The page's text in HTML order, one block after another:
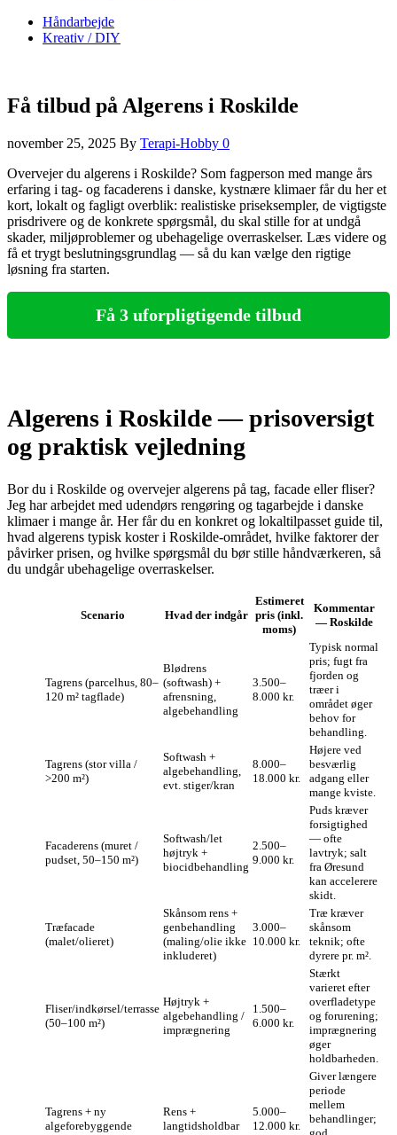
Håndarbejde
Kreativ / DIY
Få tilbud på Algerens i Roskilde
november 25, 2025 By Terapi-Hobby 0
Overvejer du algerens i Roskilde? Som fagperson med mange års
erfaring i tag‑ og facaderens i danske, kystnære klimaer får du her et
kort, lokalt og fagligt overblik: realistiske priseksempler, de vigtigste
prisdrivere og de konkrete spørgsmål, du skal stille for at undgå
skader, miljøproblemer og ubehagelige overraskelser. Læs videre og
få et trygt beslutningsgrundlag — så du kan vælge den rigtige
løsning fra starten.
Få 3 uforpligtigende tilbud
Algerens i Roskilde — prisoversigt
og praktisk vejledning
Bor du i Roskilde og overvejer algerens på tag, facade eller fliser?
Jeg har arbejdet med udendørs rengøring og tagarbejde i danske
klimaer i mange år. Her får du en konkret og lokaltilpasset guide til,
hvad algerens typisk koster i Roskilde‑området, hvilke faktorer der
påvirker prisen, og hvilke spørgsmål du bør stille håndværkeren, så
du undgår ubehagelige overraskelser.
Scenario Hvad der indgår
Estimeret
pris (inkl.
moms)
Kommentar
— Roskilde
Tagrens (parcelhus, 80–
120 m² tagflade)
Blødrens
(softwash) +
afrensning,
algebehandling
3.500–
8.000 kr.
Typisk normal
pris; fugt fra
fjorden og
træer i
området øger
behov for
behandling.
Tagrens (stor villa /
>200 m²)
Softwash +
algebehandling,
evt. stiger/kran
8.000–
18.000 kr.
Højere ved
besværlig
adgang eller
mange kviste.
Facaderens (muret /
pudset, 50–150 m²)
Softwash/let
højtryk +
biocidbehandling
2.500–
9.000 kr.
Puds kræver
forsigtighed
— ofte
lavtryk; salt
fra Øresund
kan accelerere
skidt.
Træfacade
(malet/olieret)
Skånsom rens +
genbehandling
(maling/olie ikke
inkluderet)
3.000–
10.000 kr.
Træ kræver
skånsom
teknik; ofte
dyrere pr. m².
Fliser/indkørsel/terrasse
(50–100 m²)
Højtryk +
algebehandling /
imprægnering
1.500–
6.000 kr.
Stærkt
varieret efter
overfladetype
og forurening;
imprægnering
øger
holdbarheden.
Tagrens + ny
algeforebyggende
Rens +
langtidsholdbar
5.000–
12.000 kr.
Giver længere
periode
mellem
behandlinger;